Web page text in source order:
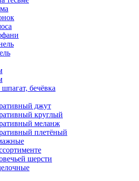
бечёвка
джут
круглый
меланж
плетёный
шерсти